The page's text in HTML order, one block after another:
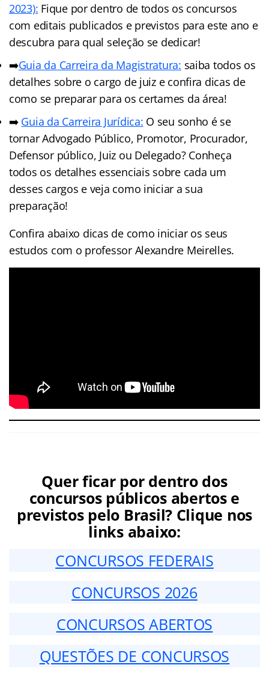
2023): Fique por dentro de todos os concursos
com editais publicados e previstos para este ano e
descubra para qual seleção se dedicar!
➡️Guia da Carreira da Magistratura: saiba todos os
detalhes sobre o cargo de juiz e confira dicas de
como se preparar para os certames da área!
➡️ Guia da Carreira Jurídica: O seu sonho é se
tornar Advogado Público, Promotor, Procurador,
Defensor público, Juiz ou Delegado? Conheça
todos os detalhes essenciais sobre cada um
desses cargos e veja como iniciar a sua
preparação!
Confira abaixo dicas de como iniciar os seus
estudos com o professor Alexandre Meirelles.
Quer ficar por dentro dos
concursos públicos abertos e
previstos pelo Brasil? Clique nos
links abaixo:
CONCURSOS FEDERAIS
CONCURSOS 2026
CONCURSOS ABERTOS
QUESTÕES DE CONCURSOS